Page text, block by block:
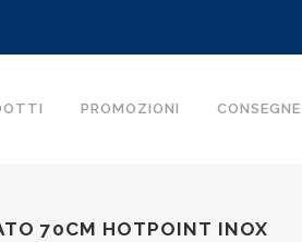
PROMOZIONI CONSEGNE
70CM HOTPOINT INOX